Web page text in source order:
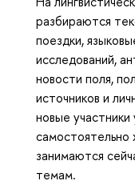
разбираются
поездки,
исследований,
новости поля,
источников и
новые
занимаются
темам.